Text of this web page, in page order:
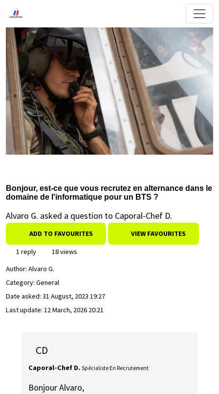
Bonjour, est-ce que vous recrutez en alternance dans le
domaine de l'informatique pour un BTS ?
Alvaro G. asked a question to Caporal-Chef D.
ADD TO FAVOURITES VIEW FAVOURITES
1 reply
18 views
Author: Alvaro G.
Category: General
Date asked: 31 August, 2023 19:27
Last update: 12 March, 2026 20:21
CD
Caporal-Chef D. Spécialiste En Recrutement
Bonjour Alvaro,